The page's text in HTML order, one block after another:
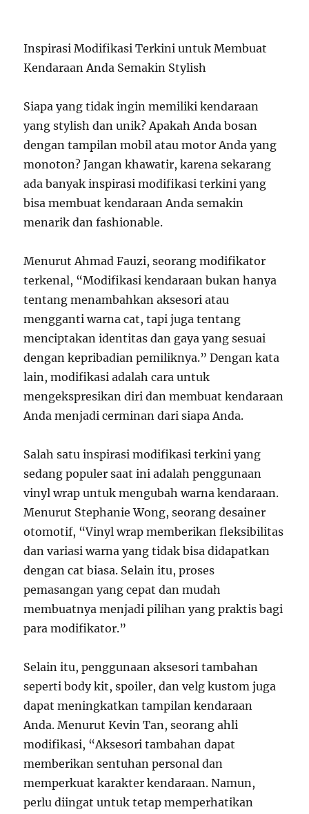
Inspirasi Modifikasi Terkini untuk Membuat
Kendaraan Anda Semakin Stylish
Siapa yang tidak ingin memiliki kendaraan
yang stylish dan unik? Apakah Anda bosan
dengan tampilan mobil atau motor Anda yang
monoton? Jangan khawatir, karena sekarang
ada banyak inspirasi modifikasi terkini yang
bisa membuat kendaraan Anda semakin
menarik dan fashionable.
Menurut Ahmad Fauzi, seorang modifikator
terkenal, “Modifikasi kendaraan bukan hanya
tentang menambahkan aksesori atau
mengganti warna cat, tapi juga tentang
menciptakan identitas dan gaya yang sesuai
dengan kepribadian pemiliknya.” Dengan kata
lain, modifikasi adalah cara untuk
mengekspresikan diri dan membuat kendaraan
Anda menjadi cerminan dari siapa Anda.
Salah satu inspirasi modifikasi terkini yang
sedang populer saat ini adalah penggunaan
vinyl wrap untuk mengubah warna kendaraan.
Menurut Stephanie Wong, seorang desainer
otomotif, “Vinyl wrap memberikan fleksibilitas
dan variasi warna yang tidak bisa didapatkan
dengan cat biasa. Selain itu, proses
pemasangan yang cepat dan mudah
membuatnya menjadi pilihan yang praktis bagi
para modifikator.”
Selain itu, penggunaan aksesori tambahan
seperti body kit, spoiler, dan velg kustom juga
dapat meningkatkan tampilan kendaraan
Anda. Menurut Kevin Tan, seorang ahli
modifikasi, “Aksesori tambahan dapat
memberikan sentuhan personal dan
memperkuat karakter kendaraan. Namun,
perlu diingat untuk tetap memperhatikan